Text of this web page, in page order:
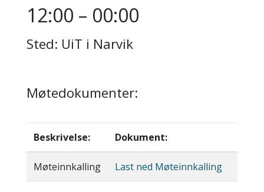
12:00 – 00:00
Sted: UiT i Narvik
Møtedokumenter:
Beskrivelse: Dokument:
Møteinnkalling Last ned Møteinnkalling